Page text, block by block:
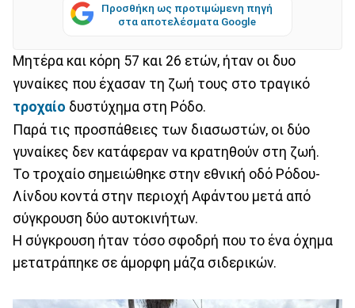
Προσθήκη ως προτιμώμενη πηγή
στα αποτελέσματα Google
Μητέρα και κόρη 57 και 26 ετών, ήταν οι δυο
γυναίκες που έχασαν τη ζωή τους στο τραγικό
τροχαίο δυστύχημα στη Ρόδο.
Παρά τις προσπάθειες των διασωστών, οι δύο
γυναίκες δεν κατάφεραν να κρατηθούν στη ζωή.
Το τροχαίο σημειώθηκε στην εθνική οδό Ρόδου-
Λίνδου κοντά στην περιοχή Αφάντου μετά από
σύγκρουση δύο αυτοκινήτων.
Η σύγκρουση ήταν τόσο σφοδρή που το ένα όχημα
μετατράπηκε σε άμορφη μάζα σιδερικών.